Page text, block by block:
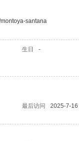
santana
生日 -
最后访问
2025-7-